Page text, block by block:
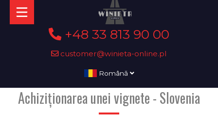
+48 33 813 90 00
customer@winieta-online.pl
Română
Achiziționarea unei vignete - Slovenia